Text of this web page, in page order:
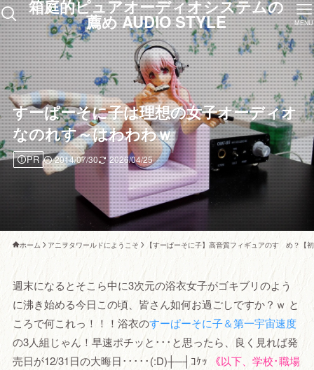
箱庭的ピュアオーディオシステムの
薦め AUDIO STYLE MENU
すーぱーそに子は理想の女子オーディオ
なのれす～はわわわｗ
PR 2014/07/30 2026/04/25
ホーム アニヲタワールドにようこそ 【すーぱーそに子】高音質フィギュアのすゝめ？【
週末になるとそこら中に3次元の浴衣女子がゴキブリのよう
に沸き始める今日この頃、皆さん如何お過ごしですか？ｗ と
ころで何これっ！！！浴衣のすーぱーそに子＆第一宇宙速度
の3人組じゃん！早速ポチッと･･･と思ったら、良く見れば発
売日が12/31日の大晦日･････(:D)┼─┤ｺｹｯ
《以下、学校･職場